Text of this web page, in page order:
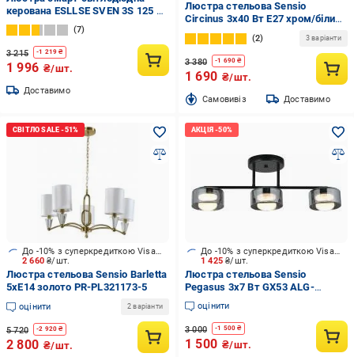
керована ESLLSE SVEN 3S 125 Вт
1100x600x80 мм Чорно-білий
7
3 215 -1 219 ₴
1 996 ₴/шт.
Доставимо
Люстра стельова Sensio
Circinus 3x40 Вт E27 хром/білий
ALG-07561/3
2 3 варіанти
3 380 -1 690 ₴
1 690 ₴/шт.
Cамовивіз Доставимо
2 660₴/шт.
До -10% з суперкредиткою Visa Вигода
Люстра стельова Sensio Barletta
5xE14 золото PR-PL321173-5
оцінити 2 варіанти
5 720 -2 920 ₴
2 800 ₴/шт.
1 425₴/шт.
До -10% з суперкредиткою Visa Вигода
Люстра стельова Sensio
Pegasus 3x7 Вт GX53 ALG-
3472/3L
оцінити
3 000 -1 500 ₴
1 500 ₴/шт.